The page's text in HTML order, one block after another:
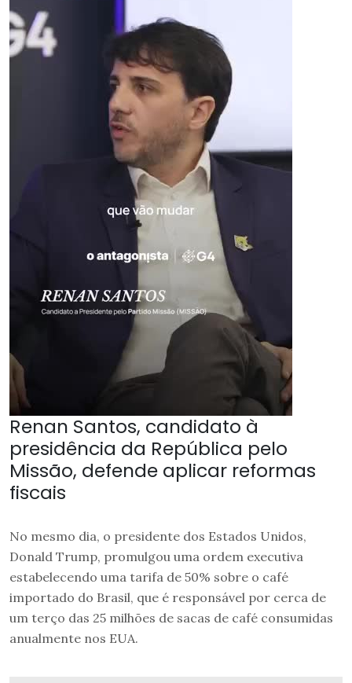
Renan Santos, candidato à
presidência da República pelo
Missão, defende aplicar reformas
fiscais
No mesmo dia, o presidente dos Estados Unidos,
Donald Trump, promulgou uma ordem executiva
estabelecendo uma tarifa de 50% sobre o café
importado do Brasil, que é responsável por cerca de
um terço das 25 milhões de sacas de café consumidas
anualmente nos EUA.